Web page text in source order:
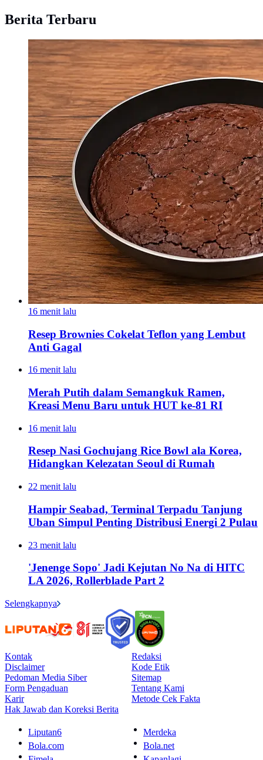
Berita Terbaru
16 menit lalu
Resep Brownies Cokelat Teflon yang Lembut
Anti Gagal
16 menit lalu
Merah Putih dalam Semangkuk Ramen,
Kreasi Menu Baru untuk HUT ke-81 RI
16 menit lalu
Resep Nasi Gochujang Rice Bowl ala Korea,
Hidangkan Kelezatan Seoul di Rumah
22 menit lalu
Hampir Seabad, Terminal Terpadu Tanjung
Uban Simpul Penting Distribusi Energi 2 Pulau
23 menit lalu
'Jenenge Sopo' Jadi Kejutan No Na di HITC
LA 2026, Rollerblade Part 2
Selengkapnya
Kontak
Redaksi
Disclaimer
Kode Etik
Pedoman Media Siber
Sitemap
Form Pengaduan
Tentang Kami
Karir
Metode Cek Fakta
Hak Jawab dan Koreksi Berita
Liputan6
Merdeka
Bola.com
Bola.net